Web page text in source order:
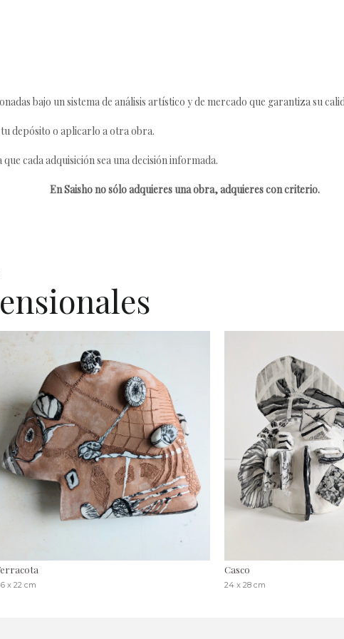
bajo un sistema de análisis artístico y de mercado que garantiza su
depósito o aplicarlo a otra obra.
cada adquisición sea una decisión informada.
En Saisho no sólo adquieres una obra, adquieres con criterio.
x 22 cm
Casco
24 x 28 cm